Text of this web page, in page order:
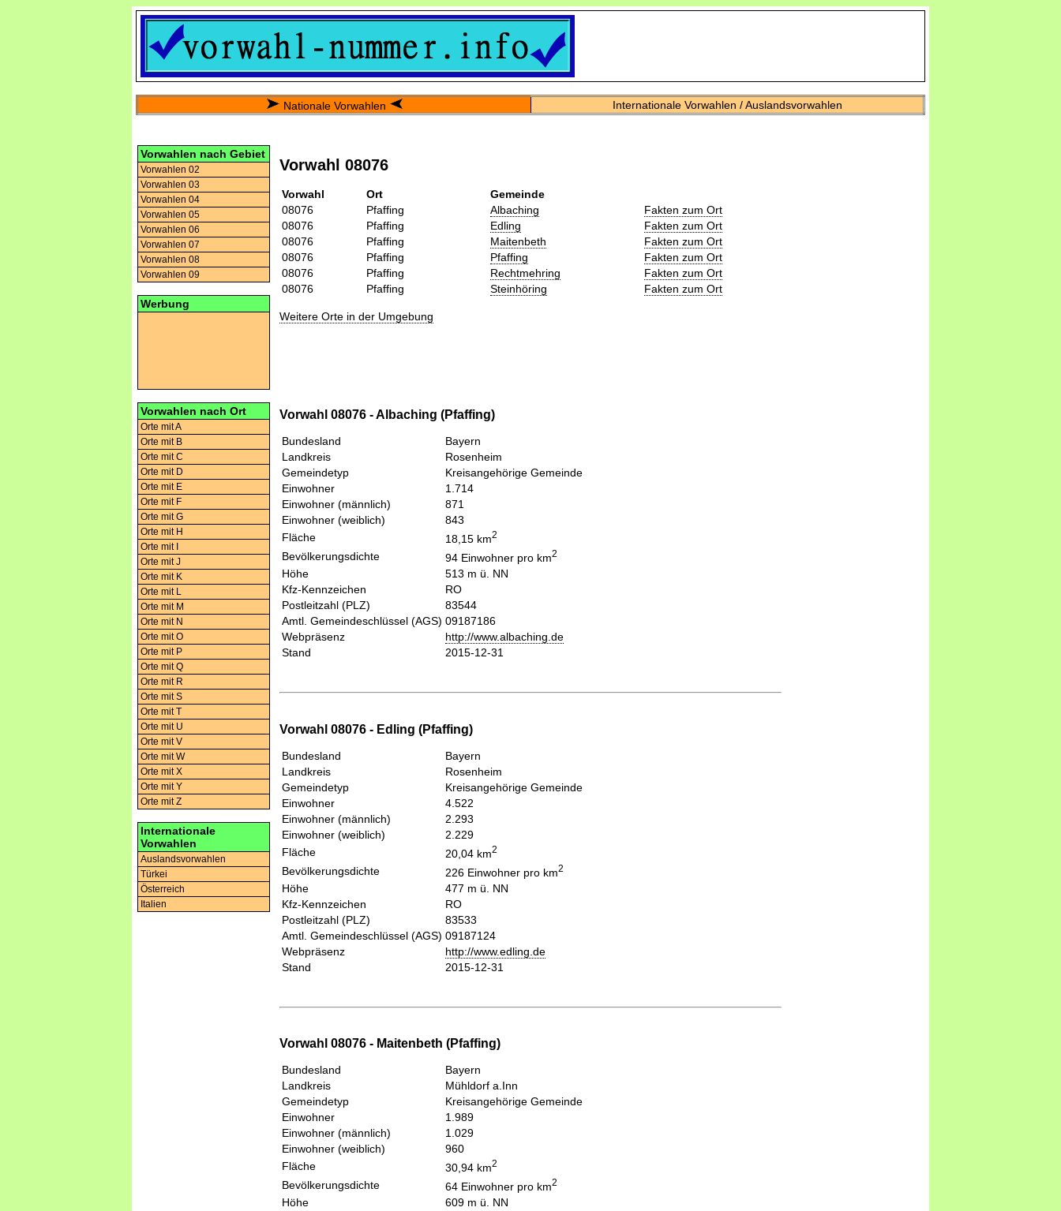
Nationale Vorwahlen Internationale Vorwahlen / Auslandsvorwahlen
Vorwahlen nach Gebiet
Vorwahlen 02
Vorwahlen 03
Vorwahlen 04
Vorwahlen 05
Vorwahlen 06
Vorwahlen 07
Vorwahlen 08
Vorwahlen 09
Werbung
Vorwahlen nach Ort
Orte mit A
Orte mit B
Orte mit C
Orte mit D
Orte mit E
Orte mit F
Orte mit G
Orte mit H
Orte mit I
Orte mit J
Orte mit K
Orte mit L
Orte mit M
Orte mit N
Orte mit O
Orte mit P
Orte mit Q
Orte mit R
Orte mit S
Orte mit T
Orte mit U
Orte mit V
Orte mit W
Orte mit X
Orte mit Y
Orte mit Z
Internationale
Vorwahlen
Auslandsvorwahlen
Türkei
Österreich
Italien
Vorwahl 08076
Vorwahl Ort
Gemeinde
08076
Pfaffing Albaching
Fakten zum Ort
08076
Pfaffing Edling
Fakten zum Ort
08076
Pfaffing Maitenbeth
Fakten zum Ort
08076
Pfaffing Pfaffing
Fakten zum Ort
08076
Pfaffing Rechtmehring
Fakten zum Ort
08076
Pfaffing Steinhöring Fakten zum Ort
Weitere Orte in der Umgebung
Vorwahl 08076 - Albaching (Pfaffing)
Bundesland
Bayern
Landkreis
Rosenheim
Gemeindetyp
Kreisangehörige Gemeinde
Einwohner
1.714
Einwohner (männlich)
871
Einwohner (weiblich)
843
Fläche
18,15 km2
Bevölkerungsdichte 94 Einwohner pro km2
Höhe
513 m ü. NN
Kfz-Kennzeichen
RO
Postleitzahl (PLZ)
83544
Amtl. Gemeindeschlüssel (AGS) 09187186
Webpräsenz
http://www.albaching.de
Stand
2015-12-31
Vorwahl 08076 - Edling (Pfaffing)
Bundesland
Bayern
Landkreis
Rosenheim
Gemeindetyp
Kreisangehörige Gemeinde
Einwohner
4.522
Einwohner (männlich)
2.293
Einwohner (weiblich)
2.229
Fläche
20,04 km2
Bevölkerungsdichte 226 Einwohner pro km2
Höhe
477 m ü. NN
Kfz-Kennzeichen
RO
Postleitzahl (PLZ)
83533
Amtl. Gemeindeschlüssel (AGS) 09187124
Webpräsenz
http://www.edling.de
Stand
2015-12-31
Vorwahl 08076 - Maitenbeth (Pfaffing)
Bundesland
Bayern
Landkreis
Mühldorf a.Inn
Gemeindetyp
Kreisangehörige Gemeinde
Einwohner
1.989
Einwohner (männlich)
1.029
Einwohner (weiblich)
960
Fläche
30,94 km2
Bevölkerungsdichte 64 Einwohner pro km2
Höhe
609 m ü. NN